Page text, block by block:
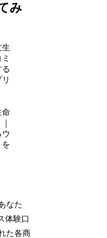
み
命
を
なた
体験口
た各商